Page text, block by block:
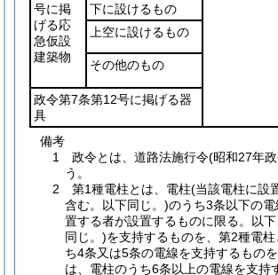
号に掲
げる応
急仮設
建築物
下に設けるもの
上空に設けるもの
その他のもの
政令第7条第12号に掲げる器
具
備考
1 政令とは、道路法施行令(昭和27年
う。
2 第1種電柱とは、電柱(当該電柱に設
含む。以下同じ。)のうち3条以下の
置する者が設置するものに限る。以
同じ。)を支持するものを、第2種電柱
ち4条又は5条の電線を支持するもの
は、電柱のうち6条以上の電線を支持